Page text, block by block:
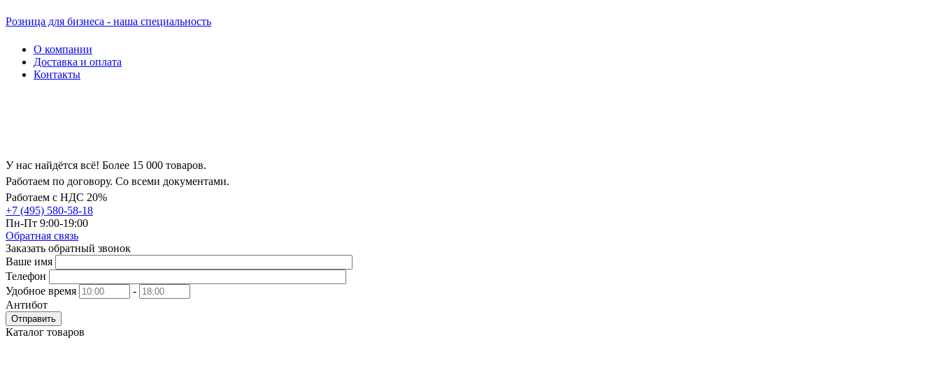
Розница для бизнеса - наша специальность
О компании
Доставка и оплата
Контакты
У нас найдётся всё! Более 15 000 товаров.
Работаем по договору. Со всеми документами.
Работаем с НДС 20%
+7 (495) 580-58-18
Пн-Пт 9:00-19:00
Обратная связь
Заказать обратный звонок
Ваше имя
Телефон
Удобное время
-
Антибот
Отправить
Каталог товаров